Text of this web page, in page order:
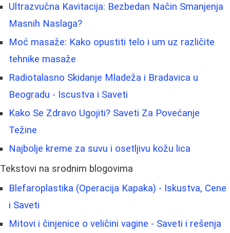
Ultrazvučna Kavitacija: Bezbedan Način Smanjenja
Masnih Naslaga?
Moć masaže: Kako opustiti telo i um uz različite
tehnike masaže
Radiotalasno Skidanje Mladeža i Bradavica u
Beogradu - Iscustva i Saveti
Kako Se Zdravo Ugojiti? Saveti Za Povećanje
Težine
Najbolje kreme za suvu i osetljivu kožu lica
Tekstovi na srodnim blogovima
Blefaroplastika (Operacija Kapaka) - Iskustva, Cene
i Saveti
Mitovi i činjenice o veličini vagine - Saveti i rešenja